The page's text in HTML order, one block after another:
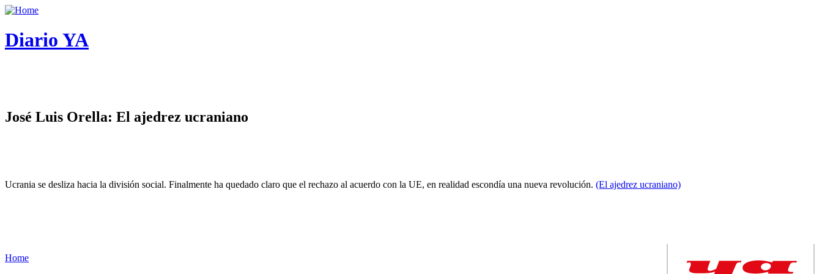
Diario YA
José Luis Orella: El ajedrez ucraniano
Ucrania se desliza hacia la división social. Finalmente ha quedado claro que el rechazo al acuerdo con la UE, en realidad escondía una nueva revolución. (El ajedrez ucraniano)
Home